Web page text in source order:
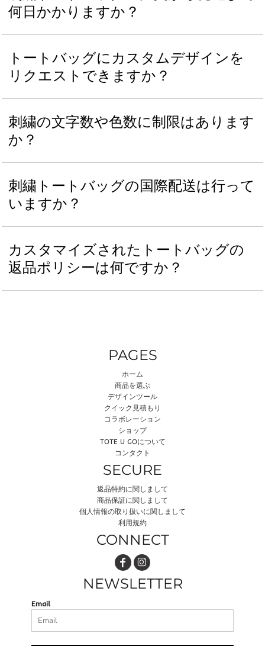
何日かかりますか？
トートバッグにカスタムデザインを
リクエストできますか？
刺繍の文字数や色数に制限はあります
か？
刺繍トートバッグの国際配送は行って
いますか？
カスタマイズされたトートバッグの
返品ポリシーは何ですか？
PAGES
ホーム
商品を選ぶ
デザインツール
クイック見積もり
コラボレーション
ショップ
TOTE U GOについて
コンタクト
SECURE
返品特約に関しまして
商品保証に関しまして
個人情報の取り扱いに関しまして
利用規約
CONNECT
NEWSLETTER
Email